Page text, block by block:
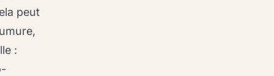
peut
: